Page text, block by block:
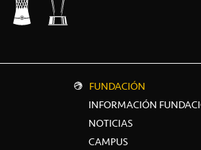
FUNDACIÓN
INFORMACIÓN
NOTICIAS
CAMPUS